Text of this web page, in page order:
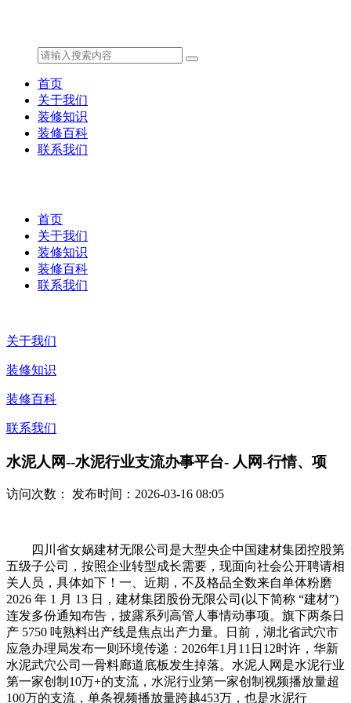
首页
关于我们
装修知识
装修百科
联系我们
首页
关于我们
装修知识
装修百科
联系我们
关于我们
装修知识
装修百科
联系我们
水泥人网--水泥行业支流办事平台- 人网-行情、项
访问次数： 发布时间：2026-03-16 08:05
四川省女娲建材无限公司是大型央企中国建材集团控股第
五级子公司，按照企业转型成长需要，现面向社会公开聘请相
关人员，具体如下！一、近期，不及格品全数来自单体粉磨
2026 年 1 月 13 日，建材集团股份无限公司(以下简称 “建材”)
连发多份通知布告，披露系列高管人事情动事项。旗下两条日
产 5750 吨熟料出产线是焦点出产力量。日前，湖北省武穴市
应急办理局发布一则环境传递：2026年1月11日12时许，华新
水泥武穴公司一骨料廊道底板发生掉落。水泥人网是水泥行业
第一家创制10万+的支流，水泥行业第一家创制视频播放量超
100万的支流，单条视频播放量跨越453万，也是水泥行